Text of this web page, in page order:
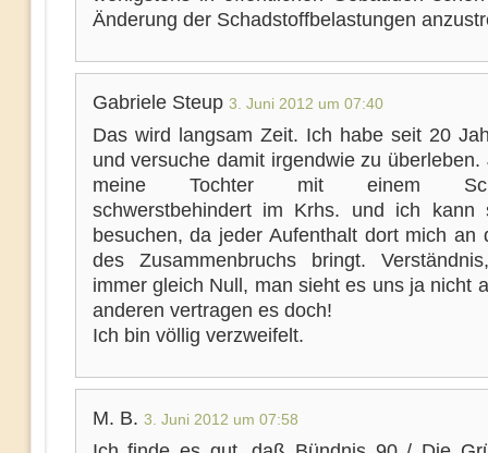
Änderung der Schadstoffbelastungen
Gabriele Steup 3. Juni 2012 um 07:40
Das wird langsam Zeit. Ich habe seit 20
und versuche damit irgendwie zu überleben.
meine Tochter mit einem
schwerstbehindert im Krhs. und ich kann
besuchen, da jeder Aufenthalt dort mich an
des Zusammenbruchs bringt.
immer gleich Null, man sieht es uns ja nicht
anderen vertragen es doch!
Ich bin völlig verzweifelt.
M. B. 3. Juni 2012 um 07:58